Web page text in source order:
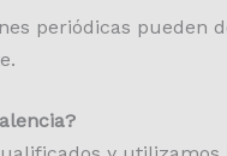
periódicas pueden